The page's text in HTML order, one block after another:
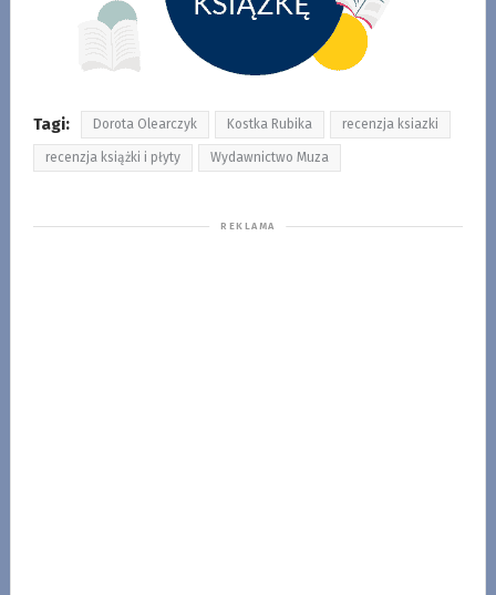
Tagi: Dorota Olearczyk Kostka Rubika recenzja ksiazki
recenzja książki i płyty Wydawnictwo Muza